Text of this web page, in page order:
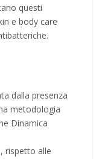
questi
e body care
dalla presenza
metodologia
Dinamica
rispetto alle